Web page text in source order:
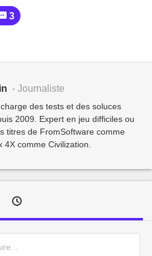
3
- Journaliste
des tests et des soluces
2009. Expert en jeu difficiles ou
titres de FromSoftware comme
4X comme Civilization.